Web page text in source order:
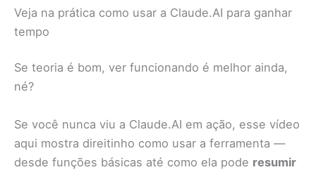
Veja na prática como usar a Claude.AI para ganhar
tempo
Se teoria é bom, ver funcionando é melhor ainda,
né?
Se você nunca viu a Claude.AI em ação, esse vídeo
aqui mostra direitinho como usar a ferramenta —
desde funções básicas até como ela pode resumir